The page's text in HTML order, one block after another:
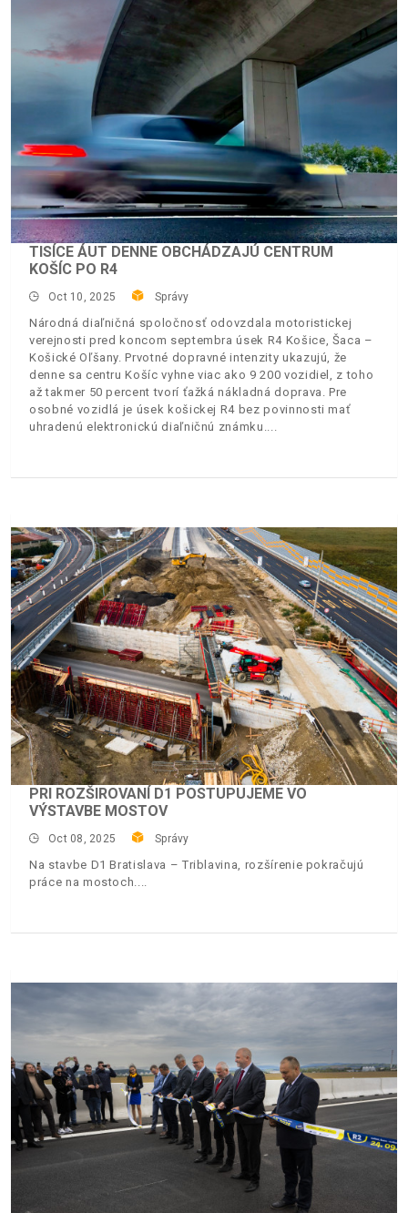
TISÍCE ÁUT DENNE OBCHÁDZAJÚ CENTRUM
KOŠÍC PO R4
Oct 10, 2025 Správy
Národná diaľničná spoločnosť odovzdala motoristickej
verejnosti pred koncom septembra úsek R4 Košice, Šaca –
Košické Oľšany. Prvotné dopravné intenzity ukazujú, že
denne sa centru Košíc vyhne viac ako 9 200 vozidiel, z toho
až takmer 50 percent tvorí ťažká nákladná doprava. Pre
osobné vozidlá je úsek košickej R4 bez povinnosti mať
uhradenú elektronickú diaľničnú známku.
PRI ROZŠIROVANÍ D1 POSTUPUJEME VO
VÝSTAVBE MOSTOV
Oct 08, 2025 Správy
Na stavbe D1 Bratislava – Triblavina, rozšírenie pokračujú
práce na mostoch.